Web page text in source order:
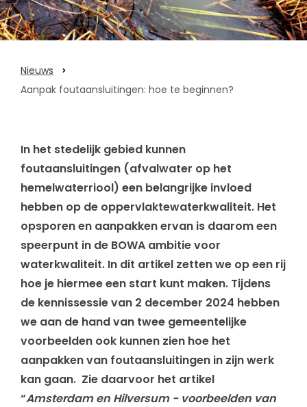
Nieuws
Aanpak foutaansluitingen: hoe te beginnen?
In het stedelijk gebied kunnen
foutaansluitingen (afvalwater op het
hemelwaterriool) een belangrijke invloed
hebben op de oppervlaktewaterkwaliteit. Het
opsporen en aanpakken ervan is daarom een
speerpunt in de BOWA ambitie voor
waterkwaliteit. In dit artikel zetten we op een rij
hoe je hiermee een start kunt maken. Tijdens
de kennissessie van 2 december 2024 hebben
we aan de hand van twee gemeentelijke
voorbeelden ook kunnen zien hoe het
aanpakken van foutaansluitingen in zijn werk
kan gaan. Zie daarvoor het artikel
“Amsterdam en Hilversum - voorbeelden van